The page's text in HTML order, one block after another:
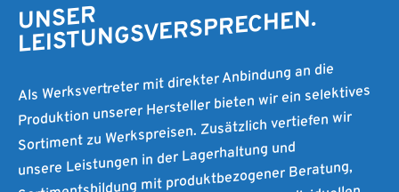
UNSER
LEISTUNGSVERSPRECHEN.
Als Werksvertreter mit direkter Anbindung an die
Produktion unserer Hersteller bieten wir ein selektives
Sortiment zu Werkspreisen. Zusätzlich vertiefen wir
unsere Leistungen in der Lagerhaltung und
Sortimentsbildung mit produktbezogener Beratung,